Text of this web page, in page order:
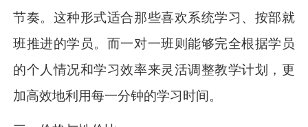
节奏。这种形式适合那些喜欢系统学习、按部就
班推进的学员。而一对一班则能够完全根据学员
的个人情况和学习效率来灵活调整教学计划，更
加高效地利用每一分钟的学习时间。